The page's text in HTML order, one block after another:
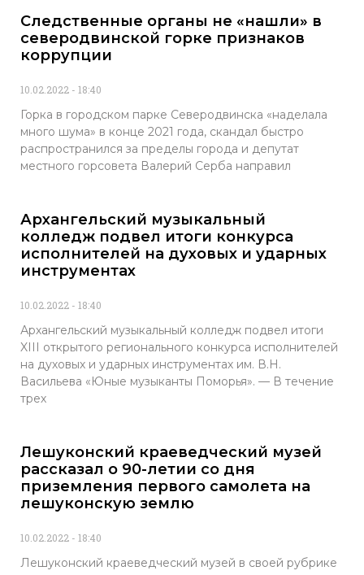
Следственные органы не «нашли» в
северодвинской горке признаков
коррупции
10.02.2022 18:40
Горка в городском парке Северодвинска «наделала
много шума» в конце 2021 года, скандал быстро
распространился за пределы города и депутат
местного горсовета Валерий Серба направил
Архангельский музыкальный
колледж подвел итоги конкурса
исполнителей на духовых и ударных
инструментах
10.02.2022 18:40
Архангельский музыкальный колледж подвел итоги
XIII открытого регионального конкурса исполнителей
на духовых и ударных инструментах им. В.Н.
Васильева «Юные музыканты Поморья». — В течение
трех
Лешуконский краеведческий музей
рассказал о 90-летии со дня
приземления первого самолета на
лешуконскую землю
10.02.2022 18:40
Лешуконский краеведческий музей в своей рубрике